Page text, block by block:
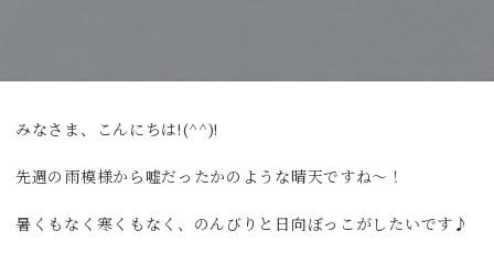
みなさま、こんにちは!(^^)!
先週の雨模様から嘘だったかのような晴天ですね～！
暑くもなく寒くもなく、のんびりと日向ぼっこがしたいです♪